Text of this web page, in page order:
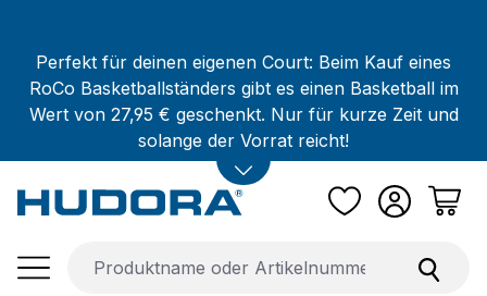
Perfekt für deinen eigenen Court: Beim Kauf eines
RoCo Basketballständers gibt es einen Basketball im
Wert von 27,95 € geschenkt. Nur für kurze Zeit und
solange der Vorrat reicht!